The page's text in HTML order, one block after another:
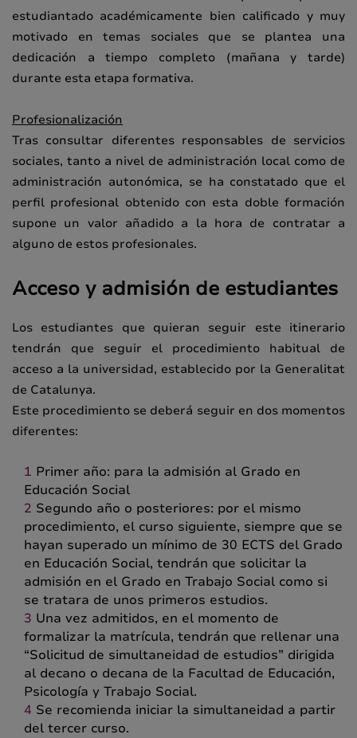
estudiantado académicamente bien calificado y muy
motivado en temas sociales que se plantea una
dedicación a tiempo completo (mañana y tarde)
durante esta etapa formativa.
Profesionalización
Tras consultar diferentes responsables de servicios
sociales, tanto a nivel de administración local como de
administración autonómica, se ha constatado que el
perfil profesional obtenido con esta doble formación
supone un valor añadido a la hora de contratar a
alguno de estos profesionales.
Acceso y admisión de estudiantes
Los estudiantes que quieran seguir este itinerario
tendrán que seguir el procedimiento habitual de
acceso a la universidad, establecido por la Generalitat
de Catalunya.
Este procedimiento se deberá seguir en dos momentos
diferentes:
Primer año: para la admisión al Grado en
Educación Social
Segundo año o posteriores: por el mismo
procedimiento, el curso siguiente, siempre que se
hayan superado un mínimo de 30 ECTS del Grado
en Educación Social, tendrán que solicitar la
admisión en el Grado en Trabajo Social como si
se tratara de unos primeros estudios.
Una vez admitidos, en el momento de
formalizar la matrícula, tendrán que rellenar una
“Solicitud de simultaneidad de estudios” dirigida
al decano o decana de la Facultad de Educación,
Psicología y Trabajo Social.
Se recomienda iniciar la simultaneidad a partir
del tercer curso.